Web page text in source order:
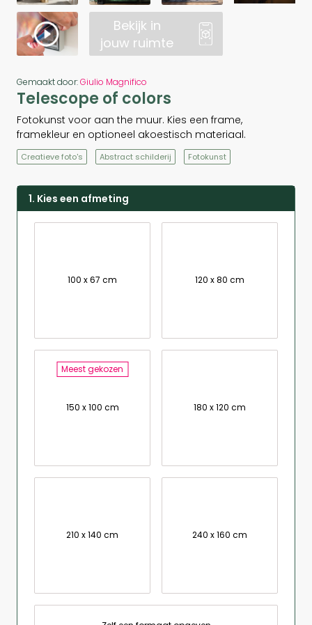
Bekijk in
jouw ruimte
Gemaakt door:Giulio Magnifico
Telescope of colors
Fotokunst voor aan the muur. Kies een frame,
framekleur en optioneel akoestisch materiaal.
Creatieve foto's Abstract schilderij Fotokunst
1. Kies een afmeting
100 x 67 cm 120 x 80 cm
Meest gekozen
150 x 100 cm 180 x 120 cm
210 x 140 cm 240 x 160 cm